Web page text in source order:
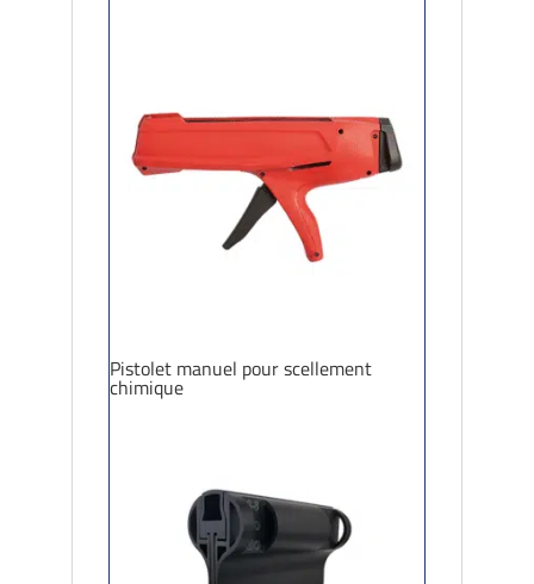
Pistolet manuel pour scellement
chimique